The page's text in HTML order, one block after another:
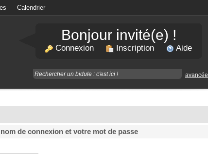
Calendrier
Bonjour invité(e) !
Connexion Inscription Aide
avancée
de connexion et votre mot de passe